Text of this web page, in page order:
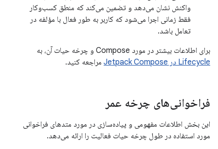
واکنش نشان می‌دهد و تضمین می‌کند که منطق کسب‌وکار
فقط زمانی اجرا می‌شود که کاربر به طور فعال با مؤلفه در
تعامل باشد.
برای اطلاعات بیشتر در مورد Compose و چرخه حیات آن، به
Lifecycle در Jetpack Compose
مراجعه کنید.
فراخوانی‌های چرخه عمر
این بخش اطلاعات مفهومی و پیاده‌سازی در مورد متدهای فراخوانی
مورد استفاده در طول چرخه حیات فعالیت را ارائه می‌دهد.